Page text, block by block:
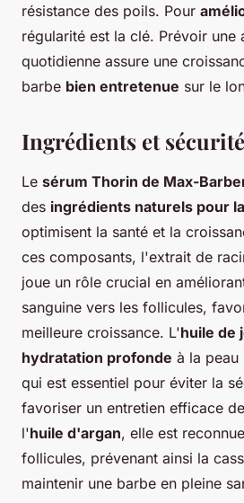
résistance des poils. Pour
régularité est la clé. Prévoir une
quotidienne assure une
barbe bien entretenue sur le
Ingrédients et sécurité
Le sérum Thorin de Max-
des ingrédients naturels pour
optimisent la santé et la
ces composants, l'extrait de
joue un rôle crucial en
sanguine vers les follicules,
meilleure croissance. L'huile de
hydratation profonde à la peau
qui est essentiel pour éviter la
favoriser un entretien efficace
l'huile d'argan, elle est
follicules, prévenant ainsi la
maintenir une barbe en pleine